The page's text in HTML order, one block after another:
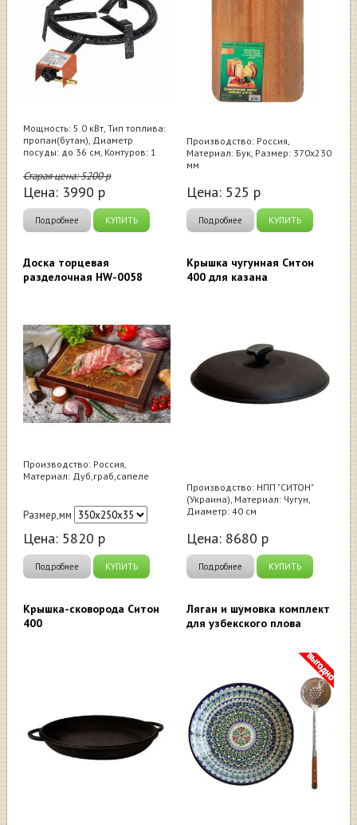
Мощность: 5.0 кВт, Тип топлива:
пропан(бутан), Диаметр
посуды: до 36 см, Контуров: 1
Старая цена:5200р
Цена: 3990 р
Подробнее КУПИТЬ
Производство: Россия,
Материал: Бук, Размер: 370х230
мм
Цена: 525 р
Подробнее КУПИТЬ
Доска торцевая
разделочная HW-0058
Производство: Россия,
Материал: Дуб,граб,сапеле
Размер,мм
Цена: 5820 р
Подробнее КУПИТЬ
Крышка чугунная Ситон
400 для казана
Производство: НПП "СИТОН"
(Украина), Материал: Чугун,
Диаметр: 40 см
Цена: 8680 р
Подробнее КУПИТЬ
Крышка-сковорода Ситон
400
Ляган и шумовка комплект
для узбекского плова